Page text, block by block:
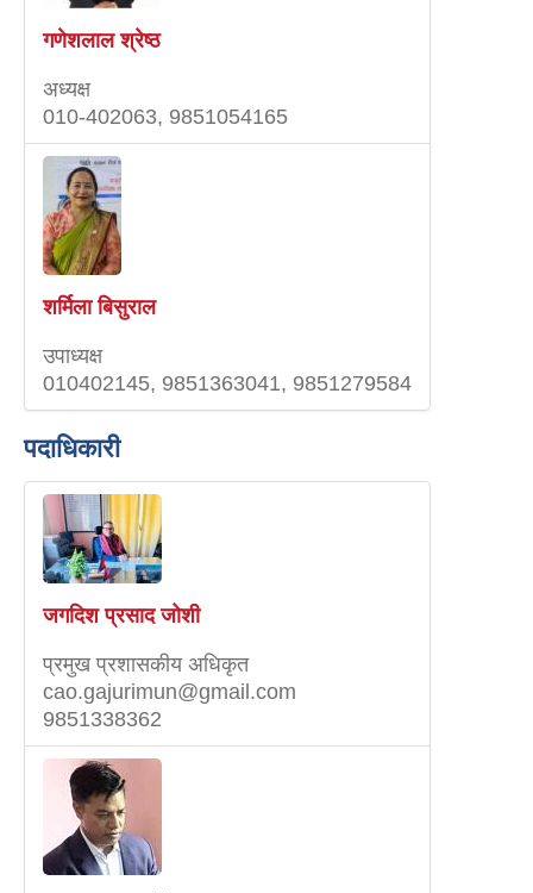
गणेशलाल श्रेष्‍ठ
अध्यक्ष
010-402063, 9851054165
शर्मिला बिसुराल
उपाध्यक्ष
010402145, 9851363041, 9851279584
पदाधिकारी
जगदिश प्रसाद जोशी
प्रमुख प्रशासकीय अधिकृत
cao.gajurimun@gmail.com
9851338362